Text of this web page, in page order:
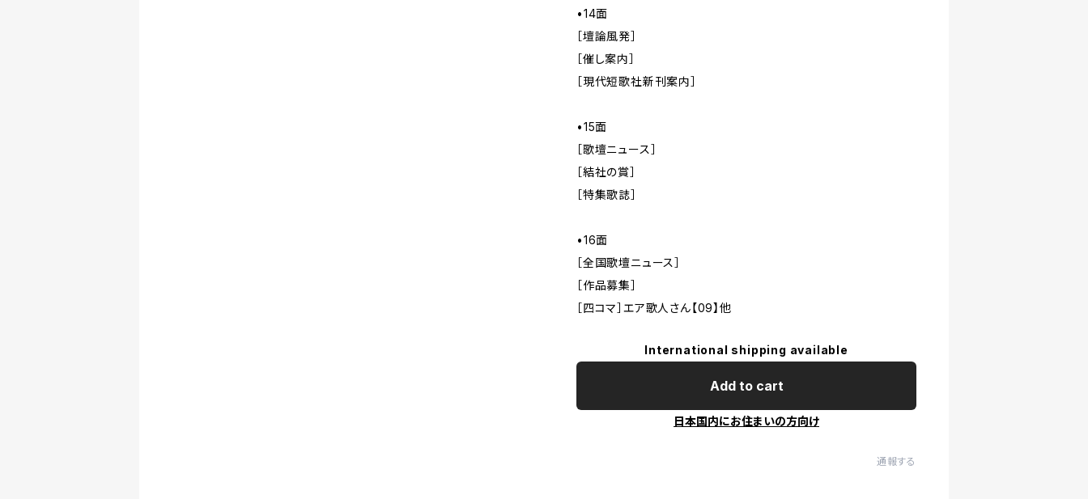
•14面
［壇論風発］
［催し案内］
［現代短歌社新刊案内］
•15面
［歌壇ニュース］
［結社の賞］
［特集歌誌］
•16面
［全国歌壇ニュース］
［作品募集］
［四コマ］エア歌人さん【09】他
International shipping available
Add to cart
日本国内にお住まいの方向け
通報する